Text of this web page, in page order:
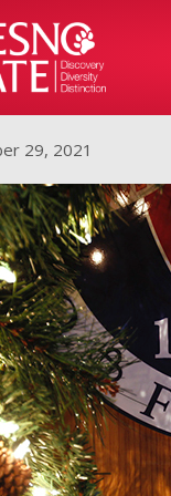
29, 2021